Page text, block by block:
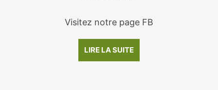
Visitez notre page FB
LIRE LA SUITE